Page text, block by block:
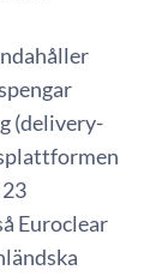
(delivery-
Euroclear